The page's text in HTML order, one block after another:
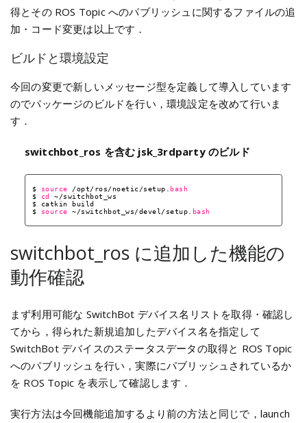
得とその ROS Topic へのパブリッシュに関するファイルの追
加・コード変更は以上です．
ビルドと環境設定
今回の変更で新しいメッセージ型を定義して導入しています
のでパッケージのビルドを行い，環境設定を改めて行いま
す．
switchbot_ros を含む jsk_3rdparty のビルド
$ source /opt/ros/noetic/setup . bash
$
cd ~/switchbot_ws
$ catkin build
$
source ~/switchbot_ws/devel/setup. bash
switchbot_ros に追加した機能の
動作確認
まず利用可能な SwitchBot デバイス名リストを取得・確認し
てから，得られた新規追加したデバイス名を指定して
SwitchBot デバイスのステータスデータの取得と ROS Topic
へのパブリッシュを行い，実際にパブリッシュされているか
を ROS Topic を表示して確認します．
実行方法は今回機能追加するより前の方法と同じで，launch